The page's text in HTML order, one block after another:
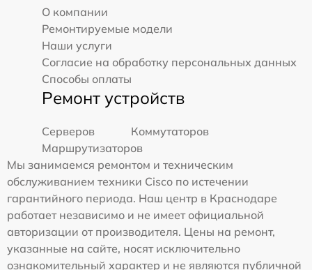
О компании
Ремонтируемые модели
Наши услуги
Согласие на обработку персональных данных
Способы оплаты
Ремонт устройств
Серверов
Коммутаторов
Маршрутизаторов
Мы занимаемся ремонтом и техническим
обслуживанием техники Cisco по истечении
гарантийного периода. Наш центр в Краснодаре
работает независимо и не имеет официальной
авторизации от производителя. Цены на ремонт,
указанные на сайте, носят исключительно
ознакомительный характер и не являются публичной